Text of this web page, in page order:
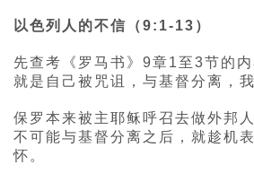
以色列人的不信（9:1-13）
先查考《罗马书》9章1至3节的
就是自己被咒诅，与基督分离，
保罗本来被主耶稣呼召去做外邦
不可能与基督分离之后，就趁机
怀。